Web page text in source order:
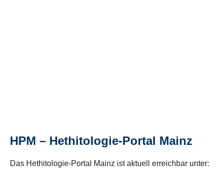
HPM – Hethitologie-Portal Mainz
Das Hethitologie-Portal Mainz ist aktuell erreichbar unter: